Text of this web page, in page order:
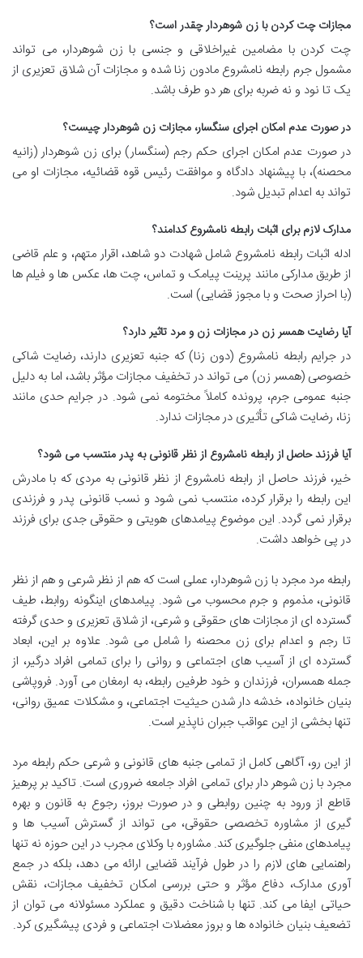
مجازات چت کردن با زن شوهردار چقدر است؟
چت کردن با مضامین غیراخلاقی و جنسی با زن شوهردار، می تواند
مشمول جرم رابطه نامشروع مادون زنا شده و مجازات آن شلاق تعزیری از
یک تا نود و نه ضربه برای هر دو طرف باشد.
در صورت عدم امکان اجرای سنگسار، مجازات زن شوهردار چیست؟
در صورت عدم امکان اجرای حکم رجم (سنگسار) برای زن شوهردار (زانیه
محصنه)، با پیشنهاد دادگاه و موافقت رئیس قوه قضائیه، مجازات او می
تواند به اعدام تبدیل شود.
مدارک لازم برای اثبات رابطه نامشروع کدامند؟
ادله اثبات رابطه نامشروع شامل شهادت دو شاهد، اقرار متهم، و علم قاضی
از طریق مدارکی مانند پرینت پیامک و تماس، چت ها، عکس ها و فیلم ها
(با احراز صحت و با مجوز قضایی) است.
آیا رضایت همسر زن در مجازات زن و مرد تاثیر دارد؟
در جرایم رابطه نامشروع (دون زنا) که جنبه تعزیری دارند، رضایت شاکی
خصوصی (همسر زن) می تواند در تخفیف مجازات مؤثر باشد، اما به دلیل
جنبه عمومی جرم، پرونده کاملاً مختومه نمی شود. در جرایم حدی مانند
زنا، رضایت شاکی تأثیری در مجازات ندارد.
آیا فرزند حاصل از رابطه نامشروع از نظر قانونی به پدر منتسب می شود؟
خیر، فرزند حاصل از رابطه نامشروع از نظر قانونی به مردی که با مادرش
این رابطه را برقرار کرده، منتسب نمی شود و نسب قانونی پدر و فرزندی
برقرار نمی گردد. این موضوع پیامدهای هویتی و حقوقی جدی برای فرزند
در پی خواهد داشت.
رابطه مرد مجرد با زن شوهردار، عملی است که هم از نظر شرعی و هم از نظر
قانونی، مذموم و جرم محسوب می شود. پیامدهای اینگونه روابط، طیف
گسترده ای از مجازات های حقوقی و شرعی، از شلاق تعزیری و حدی گرفته
تا رجم و اعدام برای زن محصنه را شامل می شود. علاوه بر این، ابعاد
گسترده ای از آسیب های اجتماعی و روانی را برای تمامی افراد درگیر، از
جمله همسران، فرزندان و خود طرفین رابطه، به ارمغان می آورد. فروپاشی
بنیان خانواده، خدشه دار شدن حیثیت اجتماعی، و مشکلات عمیق روانی،
تنها بخشی از این عواقب جبران ناپذیر است.
از این رو، آگاهی کامل از تمامی جنبه های قانونی و شرعی حکم رابطه مرد
مجرد با زن شوهر دار برای تمامی افراد جامعه ضروری است. تاکید بر پرهیز
قاطع از ورود به چنین روابطی و در صورت بروز، رجوع به قانون و بهره
گیری از مشاوره تخصصی حقوقی، می تواند از گسترش آسیب ها و
پیامدهای منفی جلوگیری کند. مشاوره با وکلای مجرب در این حوزه نه تنها
راهنمایی های لازم را در طول فرآیند قضایی ارائه می دهد، بلکه در جمع
آوری مدارک، دفاع مؤثر و حتی بررسی امکان تخفیف مجازات، نقش
حیاتی ایفا می کند. تنها با شناخت دقیق و عملکرد مسئولانه می توان از
تضعیف بنیان خانواده ها و بروز معضلات اجتماعی و فردی پیشگیری کرد.